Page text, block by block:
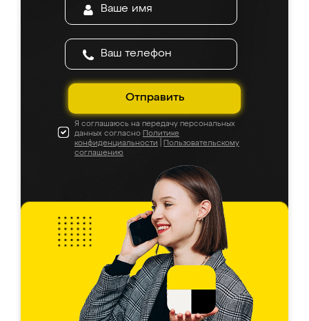
Отправить
Я соглашаюсь на передачу персональных
данных согласно Политике
конфиденциальности
Пользовательскому
соглашению